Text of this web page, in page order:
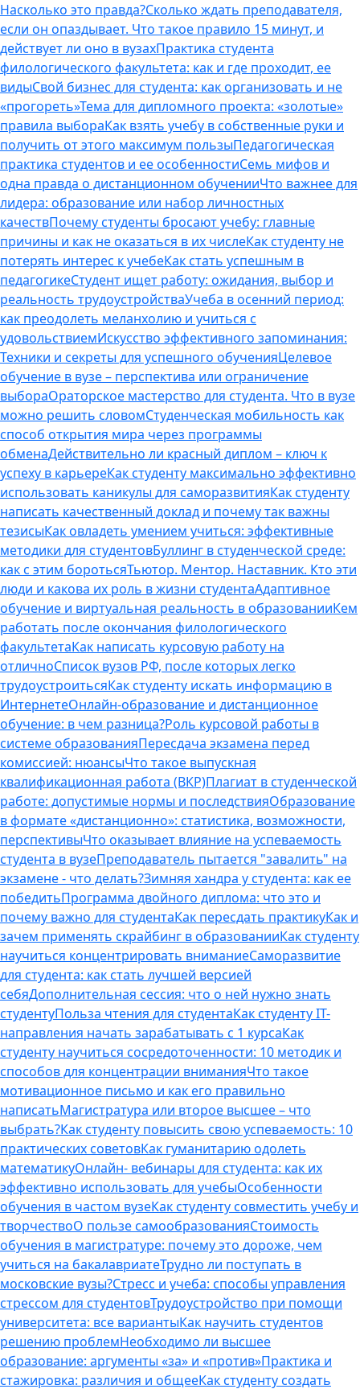
Насколько это правда?Сколько ждать преподавателя,
если он опаздывает. Что такое правило 15 минут, и
действует ли оно в вузахПрактика студента
филологического факультета: как и где проходит, ее
видыСвой бизнес для студента: как организовать и не
«прогореть»Тема для дипломного проекта: «золотые»
правила выбораКак взять учебу в собственные руки и
получить от этого максимум пользыПедагогическая
практика студентов и ее особенностиСемь мифов и
одна правда о дистанционном обученииЧто важнее для
лидера: образование или набор личностных
качествПочему студенты бросают учебу: главные
причины и как не оказаться в их числеКак студенту не
потерять интерес к учебеКак стать успешным в
педагогикеСтудент ищет работу: ожидания, выбор и
реальность трудоустройстваУчеба в осенний период:
как преодолеть меланхолию и учиться с
удовольствиемИскусство эффективного запоминания:
Техники и секреты для успешного обученияЦелевое
обучение в вузе – перспектива или ограничение
выбораОраторское мастерство для студента. Что в вузе
можно решить словомСтуденческая мобильность как
способ открытия мира через программы
обменаДействительно ли красный диплом – ключ к
успеху в карьереКак студенту максимально эффективно
использовать каникулы для саморазвитияКак студенту
написать качественный доклад и почему так важны
тезисыКак овладеть умением учиться: эффективные
методики для студентовБуллинг в студенческой среде:
как с этим боротьсяТьютор. Ментор. Наставник. Кто эти
люди и какова их роль в жизни студентаАдаптивное
обучение и виртуальная реальность в образованииКем
работать после окончания филологического
факультетаКак написать курсовую работу на
отличноСписок вузов РФ, после которых легко
трудоустроитьсяКак студенту искать информацию в
ИнтернетеОнлайн-образование и дистанционное
обучение: в чем разница?Роль курсовой работы в
системе образованияПересдача экзамена перед
комиссией: нюансыЧто такое выпускная
квалификационная работа (ВКР)Плагиат в студенческой
работе: допустимые нормы и последствияОбразование
в формате «дистанционно»: статистика, возможности,
перспективыЧто оказывает влияние на успеваемость
студента в вузеПреподаватель пытается "завалить" на
экзамене - что делать?Зимняя хандра у студента: как ее
победитьПрограмма двойного диплома: что это и
почему важно для студентаКак пересдать практикуКак и
зачем применять скрайбинг в образованииКак студенту
научиться концентрировать вниманиеСаморазвитие
для студента: как стать лучшей версией
себяДополнительная сессия: что о ней нужно знать
студентуПольза чтения для студентаКак студенту IT-
направления начать зарабатывать с 1 курсаКак
студенту научиться сосредоточенности: 10 методик и
способов для концентрации вниманияЧто такое
мотивационное письмо и как его правильно
написатьМагистратура или второе высшее – что
выбрать?Как студенту повысить свою успеваемость: 10
практических советовКак гуманитарию одолеть
математикуОнлайн- вебинары для студента: как их
эффективно использовать для учебыОсобенности
обучения в частом вузеКак студенту совместить учебу и
творчествоО пользе самообразованияСтоимость
обучения в магистратуре: почему это дороже, чем
учиться на бакалавриатеТрудно ли поступать в
московские вузы?Стресс и учеба: способы управления
стрессом для студентовТрудоустройство при помощи
университета: все вариантыКак научить студентов
решению проблемНеобходимо ли высшее
образование: аргументы «за» и «против»Практика и
стажировка: различия и общееКак студенту создать